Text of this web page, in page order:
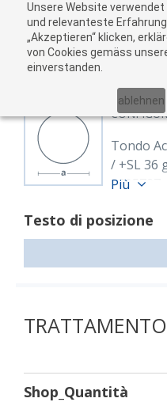
Unsere Website
und relevanteste
„Akzeptieren“ klicken,
von Cookies gemäss
einverstanden.
ablehnen
01 02
Tondo
/ +SL 36
8605727
EN 10277
blank,
Più
Testo di posizione
TRATTAMENTO
Shop_Quantità